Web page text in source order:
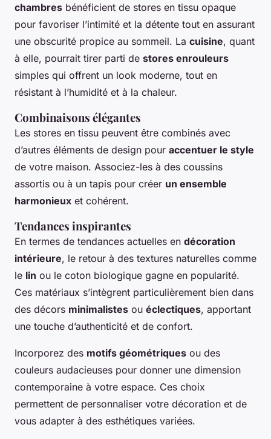
chambres bénéficient de stores en tissu opaque
pour favoriser l’intimité et la détente tout en assurant
une obscurité propice au sommeil. La cuisine, quant
à elle, pourrait tirer parti de stores enrouleurs
simples qui offrent un look moderne, tout en
résistant à l’humidité et à la chaleur.
Combinaisons élégantes
Les stores en tissu peuvent être combinés avec
d’autres éléments de design pour accentuer le style
de votre maison. Associez-les à des coussins
assortis ou à un tapis pour créer un ensemble
harmonieux et cohérent.
Tendances inspirantes
En termes de tendances actuelles en décoration
intérieure, le retour à des textures naturelles comme
le lin ou le coton biologique gagne en popularité.
Ces matériaux s’intègrent particulièrement bien dans
des décors minimalistes ou éclectiques, apportant
une touche d’authenticité et de confort.
Incorporez des motifs géométriques ou des
couleurs audacieuses pour donner une dimension
contemporaine à votre espace. Ces choix
permettent de personnaliser votre décoration et de
vous adapter à des esthétiques variées.